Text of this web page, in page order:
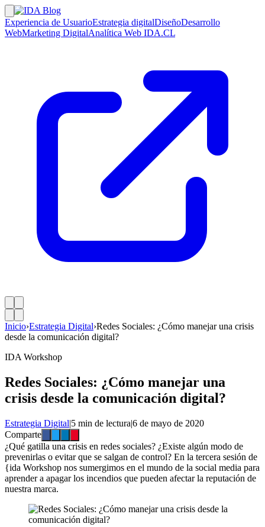
Experiencia de UsuarioEstrategia digitalDiseñoDesarrollo
WebMarketing DigitalAnalítica Web IDA.CL
Inicio›Estrategia Digital›Redes Sociales: ¿Cómo manejar una crisis
desde la comunicación digital?
IDA Workshop
Redes Sociales: ¿Cómo manejar una
crisis desde la comunicación digital?
Estrategia Digital|5 min de lectura|6 de mayo de 2020
Comparte
¿Qué gatilla una crisis en redes sociales? ¿Existe algún modo de
prevenirlas o evitar que se salgan de control? En la tercera sesión de
{ida Workshop nos sumergimos en el mundo de la social media para
aprender a apagar los incendios que pueden afectar la reputación de
nuestra marca.